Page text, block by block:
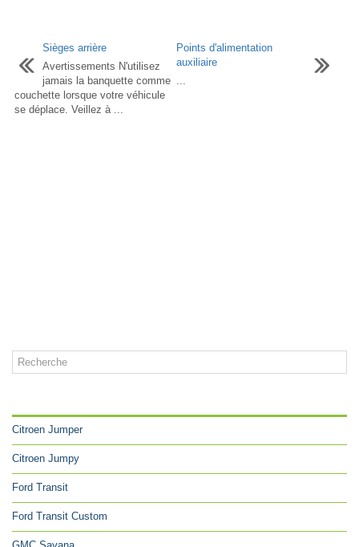
Sièges arrière
Avertissements N'utilisez
jamais la banquette comme
couchette lorsque votre véhicule
se déplace. Veillez à ...
Points d'alimentation
auxiliaire
...
Citroen Jumper
Citroen Jumpy
Ford Transit
Ford Transit Custom